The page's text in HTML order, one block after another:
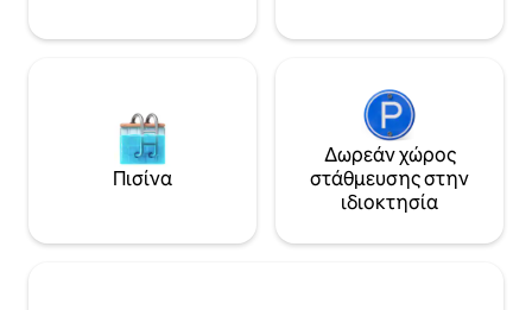
πλήρως εξοπλισμένο με κουζίνα
το εγχειρίδιο παρακάτω για
περισσότερες πληροφορίες.
Περπατήστε στα φυσικά σκαλοπάτια
και φτάστε στο Rocker 's Bar, όπου
Φάτε και πιείτε παραδοσιακή τοπική
Πισίνα
Δωρεάν χώρος
στάθμευσης στην
ιδιοκτησία